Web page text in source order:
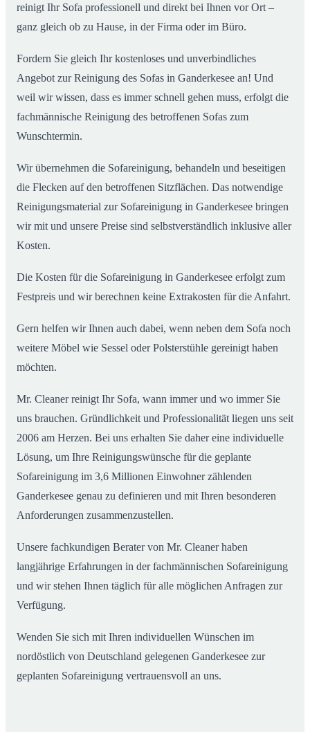
reinigt Ihr Sofa professionell und direkt bei Ihnen vor Ort –
ganz gleich ob zu Hause, in der Firma oder im Büro.
Fordern Sie gleich Ihr kostenloses und unverbindliches
Angebot zur Reinigung des Sofas in Ganderkesee an! Und
weil wir wissen, dass es immer schnell gehen muss, erfolgt die
fachmännische Reinigung des betroffenen Sofas zum
Wunschtermin.
Wir übernehmen die Sofareinigung, behandeln und beseitigen
die Flecken auf den betroffenen Sitzflächen. Das notwendige
Reinigungsmaterial zur Sofareinigung in Ganderkesee bringen
wir mit und unsere Preise sind selbstverständlich inklusive aller
Kosten.
Die Kosten für die Sofareinigung in Ganderkesee erfolgt zum
Festpreis und wir berechnen keine Extrakosten für die Anfahrt.
Gern helfen wir Ihnen auch dabei, wenn neben dem Sofa noch
weitere Möbel wie Sessel oder Polsterstühle gereinigt haben
möchten.
Mr. Cleaner reinigt Ihr Sofa, wann immer und wo immer Sie
uns brauchen. Gründlichkeit und Professionalität liegen uns seit
2006 am Herzen. Bei uns erhalten Sie daher eine individuelle
Lösung, um Ihre Reinigungswünsche für die geplante
Sofareinigung im 3,6 Millionen Einwohner zählenden
Ganderkesee genau zu definieren und mit Ihren besonderen
Anforderungen zusammenzustellen.
Unsere fachkundigen Berater von Mr. Cleaner haben
langjährige Erfahrungen in der fachmännischen Sofareinigung
und wir stehen Ihnen täglich für alle möglichen Anfragen zur
Verfügung.
Wenden Sie sich mit Ihren individuellen Wünschen im
nordöstlich von Deutschland gelegenen Ganderkesee zur
geplanten Sofareinigung vertrauensvoll an uns.